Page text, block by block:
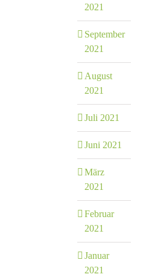
2021
September
2021
August
2021
Juli 2021
Juni 2021
März
2021
Februar
2021
Januar
2021